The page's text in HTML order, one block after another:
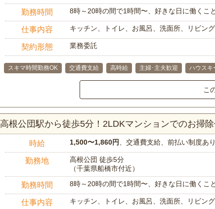
勤務時間 8時～20時の間で1時間〜、好きな日に働くこ
仕事内容 キッチン、トイレ、お風呂、洗面所、リビン
契約形態 業務委託
スキマ時間勤務OK 交通費支給 高時給 主婦･主夫歓迎 ハウスキ
こ
高根公団駅から徒歩5分！2LDKマンションでのお掃
時給 1,500〜1,860円 、交通費支給、前払い制度あり
勤務地
高根公団 徒歩5分
（千葉県船橋市付近）
勤務時間 8時～20時の間で1時間〜、好きな日に働くこ
仕事内容 キッチン、トイレ、お風呂、洗面所、リビン